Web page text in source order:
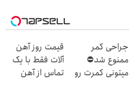
جراحی کمر
ممنوع شد⛔
میتونی کمرت رو
قیمت روز آهن
آلات فقط با یک
تماس از آهن